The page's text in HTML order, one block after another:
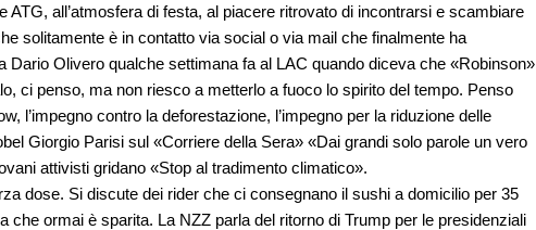
ATG, all’atmosfera di festa, al piacere ritrovato di incontrarsi e scambiare
solitamente è in contatto via social o via mail che finalmente ha
Dario Olivero qualche settimana fa al LAC quando diceva che «Robinson»
ci penso, ma non riesco a metterlo a fuoco lo spirito del tempo. Penso
l’impegno contro la deforestazione, l’impegno per la riduzione delle
Giorgio Parisi sul «Corriere della Sera» «Dai grandi solo parole un vero
attivisti gridano «Stop al tradimento climatico».
dose. Si discute dei rider che ci consegnano il sushi a domicilio per 35
che ormai è sparita. La NZZ parla del ritorno di Trump per le presidenziali